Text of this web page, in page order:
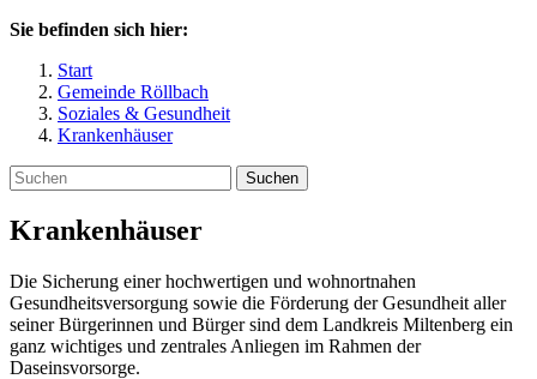
Sie befinden sich hier:
Start
Gemeinde Röllbach
Soziales & Gesundheit
Krankenhäuser
Suchen
Krankenhäuser
Die Sicherung einer hochwertigen und wohnortnahen
Gesundheitsversorgung sowie die Förderung der Gesundheit aller
seiner Bürgerinnen und Bürger sind dem Landkreis Miltenberg ein
ganz wichtiges und zentrales Anliegen im Rahmen der
Daseinsvorsorge.